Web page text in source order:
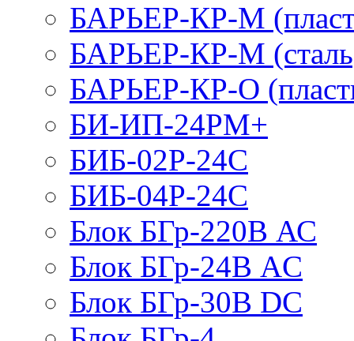
БАРЬЕР-КР-М
БАРЬЕР-КР-М
БАРЬЕР-КР-О
БИ-ИП-24РМ+
БИБ-02Р-24С
БИБ-04Р-24С
Блок БГр-220В АС
Блок БГр-24В AC
Блок БГр-30В DC